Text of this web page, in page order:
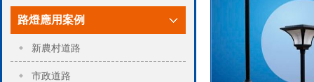
路燈應用案例
新農村道路
市政道路